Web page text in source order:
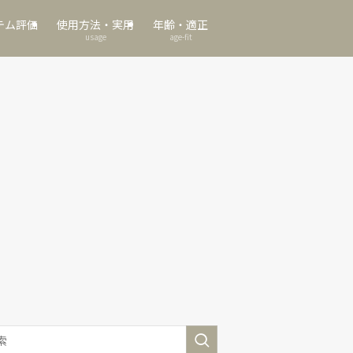
ム評価 使用方法・実用
usage
年齢・適正
age-fit